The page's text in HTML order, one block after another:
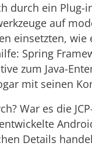
durch ein Plug-
auf
einsetzten, wie
Spring
zum Java-
mit seinen
War es die
Details